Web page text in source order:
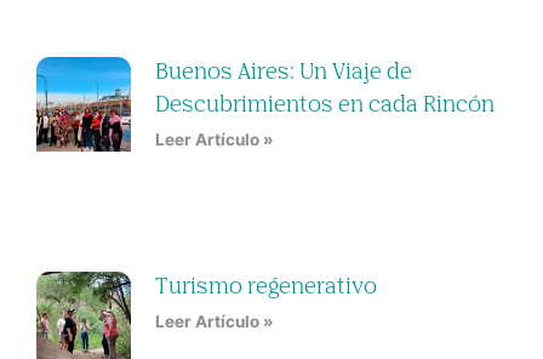
Buenos Aires: Un Viaje de
Descubrimientos en cada Rincón
Leer Artículo »
Turismo regenerativo
Leer Artículo »